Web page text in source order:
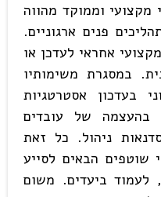
מקצועי וממוקד מהווה
פנים ארגוניים.
אחראי לעדכן או
במסגרת משימותיו
בעדכון אסטרטגיות
בהעצמה של עובדים
ניהול. כל זאת
שוטפים הבאים לסייע
לעמוד ביעדים. משום